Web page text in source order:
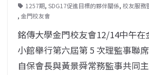
1257期, SDG17促進目標的夥伴關係, 校友服務
, 金門校友會
銘傳大學金門校友會12/14中午在
小館舉行第六屆第 5 次理監事聯
自保會長與黃景舜常務監事共同